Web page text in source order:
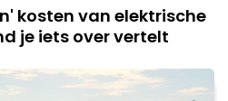
kosten van elektrische
je iets over vertelt